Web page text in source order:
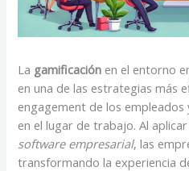
La gamificación en el entorno
en una de las estrategias más
engagement de los
en el lugar de trabajo. Al
software empresarial, las
transformando la experiencia